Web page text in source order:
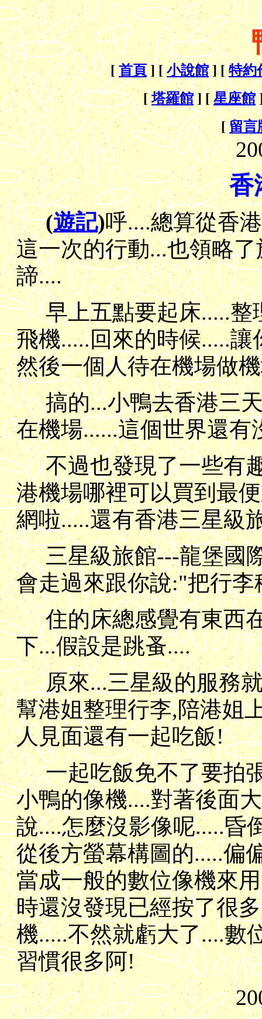
[首頁 ] [ 小說館] [特約
[塔羅館] [星座館
[留言
香
(遊記)呼....總算從香
這一次的行動...也領略
諦....
早上五點要起床.....
飛機.....回來的時候.....
然後一個人待在機場做
搞的...小鴨去香港三
在機場......這個世界還
不過也發現了一些有
港機場哪裡可以買到最
網啦.....還有香港三星級
三星級旅館---龍堡國
會走過來跟你說:"把行
住的床總感覺有東西
下...假設是跳蚤....
原來...三星級的服務
幫港姐整理行李,陪港姐
人見面還有一起吃飯!
一起吃飯免不了要拍
小鴨的像機....對著後面
說....怎麼沒影像呢.....昏
從後方螢幕構圖的.....偏
當成一般的數位像機來
時還沒發現已經按了很
機.....不然就虧大了....數
習慣很多阿!